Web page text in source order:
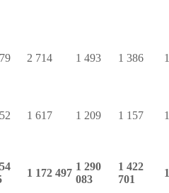
2 714 1 493 1 386
1 617 1 209 1 157
1 172 497
1 290
083
1 422
701